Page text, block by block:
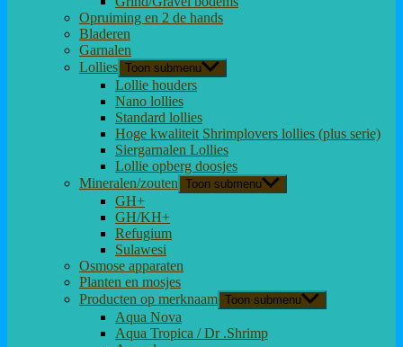
Opruiming en 2 de hands
Bladeren
Garnalen
Lollies Toon submenu
Lollie houders
Nano lollies
Standard lollies
Hoge kwaliteit Shrimplovers lollies (plus serie)
Siergarnalen Lollies
Lollie opberg doosjes
Mineralen/zouten Toon submenu
GH+
GH/KH+
Refugium
Sulawesi
Osmose apparaten
Planten en mosjes
Producten op merknaam Toon submenu
Aqua Nova
Aqua Tropica / Dr .Shrimp